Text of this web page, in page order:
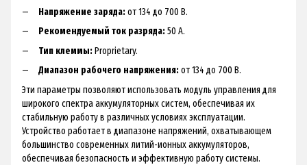
Напряжение заряда:от 134 до 700 В.
Рекомендуемый ток разряда:50 A.
Тип клеммы:Proprietary.
Диапазон рабочего напряжения:от 134 до 700 В.
Эти параметры позволяют использовать модуль управления для
широкого спектра аккумуляторных систем, обеспечивая их
стабильную работу в различных условиях эксплуатации.
Устройство работает в диапазоне напряжений, охватывающем
большинство современных литий-ионных аккумуляторов,
обеспечивая безопасность и эффективную работу системы.